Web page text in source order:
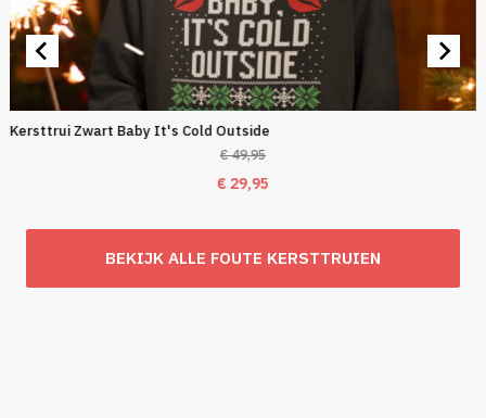
Kersttrui Zwart Baby It's Cold Outside
€49,95
Oorspronkelijke
was:
€29,95
is:
BEKIJK ALLE FOUTE KERSTTRUIEN